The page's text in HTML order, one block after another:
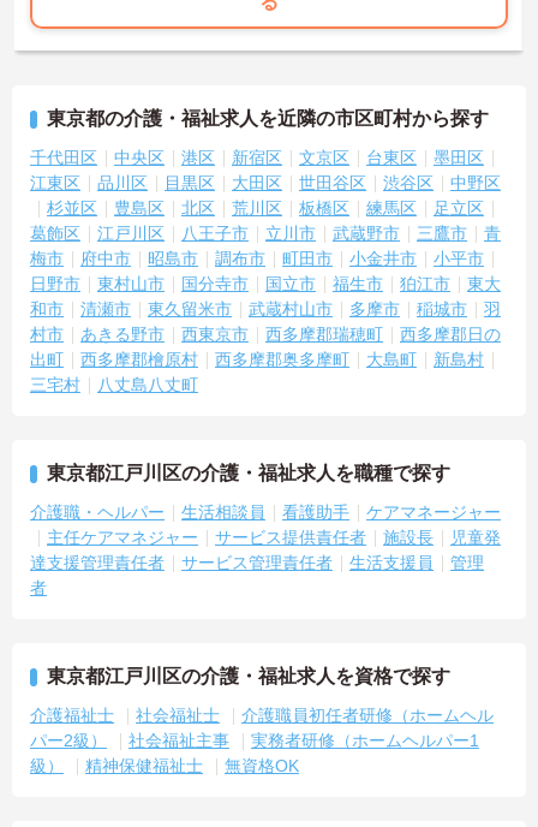
東京都の介護・福祉求人を近隣の市区町村から探す
千代田区 中央区 港区 新宿区 文京区 台東区
墨田区
江東区
品川区 目黒区 大田区 世田谷区 渋谷区
中野区
杉並区
豊島区 北区 荒川区 板橋区 練馬区
足立区
葛飾区
江戸川区 八王子市 立川市 武蔵野市 三鷹市
青
梅市
府中市 昭島市 調布市 町田市 小金井市
小平市
日野市
東村山市 国分寺市 国立市 福生市 狛江市
東大
和市
清瀬市 東久留米市 武蔵村山市 多摩市 稲城市
羽
村市
あきる野市 西東京市 西多摩郡瑞穂町
西多摩郡日の
出町
西多摩郡檜原村 西多摩郡奥多摩町 大島町
新島村
三宅村
八丈島八丈町
東京都江戸川区の介護・福祉求人を職種で探す
介護職・ヘルパー 生活相談員 看護助手
ケアマネージャー
主任ケアマネジャー
サービス提供責任者 施設長
児童発
達支援管理責任者
サービス管理責任者 生活支援員
管理
者
東京都江戸川区の介護・福祉求人を資格で探す
介護福祉士 社会福祉士
介護職員初任者研修（ホームヘル
パー2級）
社会福祉主事
実務者研修（ホームヘルパー1
級）
精神保健福祉士 無資格OK